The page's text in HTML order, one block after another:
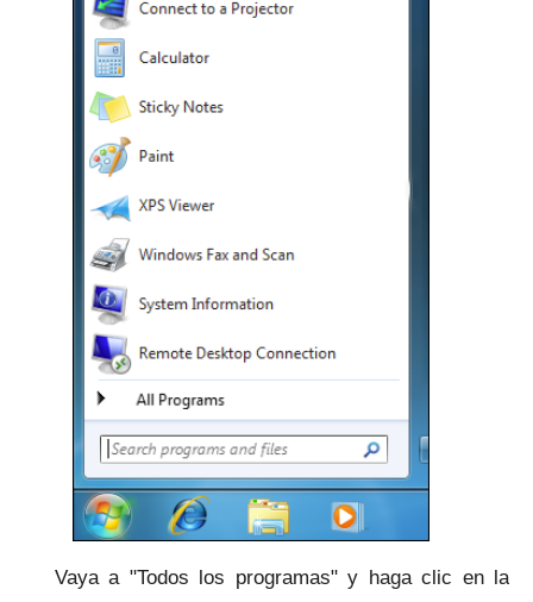
Vaya a "Todos los programas" y haga clic en la